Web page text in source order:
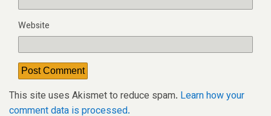
Website
This site uses Akismet to reduce spam. Learn how your
comment data is processed.